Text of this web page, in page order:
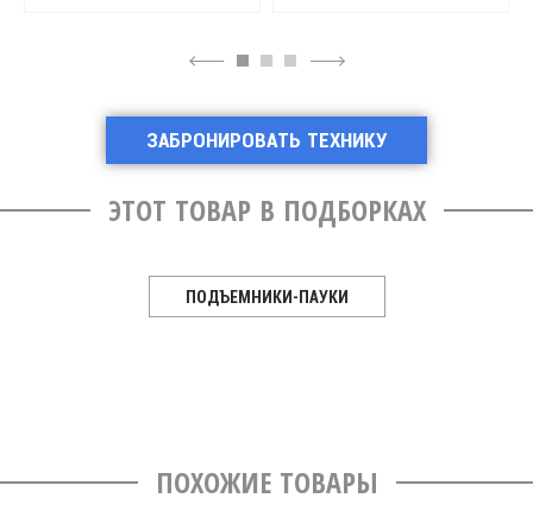
4 6
ЗАБРОНИРОВАТЬ ТЕХНИКУ
ЭТОТ ТОВАР В ПОДБОРКАХ
ПОДЪЕМНИКИ-ПАУКИ
ПОХОЖИЕ ТОВАРЫ